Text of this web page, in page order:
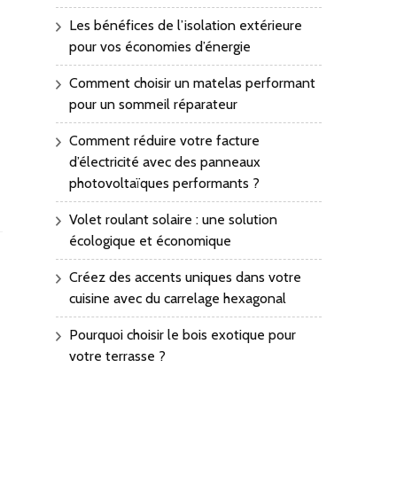
Les bénéfices de l’isolation extérieure
pour vos économies d’énergie
Comment choisir un matelas performant
pour un sommeil réparateur
Comment réduire votre facture
d’électricité avec des panneaux
photovoltaïques performants ?
Volet roulant solaire : une solution
écologique et économique
Créez des accents uniques dans votre
cuisine avec du carrelage hexagonal
Pourquoi choisir le bois exotique pour
votre terrasse ?